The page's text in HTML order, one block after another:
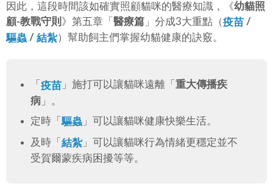
因此，這段時間該如確實照顧貓咪的醫療知識，《幼貓照
顧-教戰守則 》第五章「 醫療篇 」分成3大重點（疫苗 /
驅蟲 / 結紮）幫助飼主們掌握幼貓健康的訣竅。
「 疫苗」施打可以讓貓咪遠離「 重大傳播疾
病」。
定時「 驅蟲」可以讓貓咪健康快樂生活。
及時「 結紮」可以讓貓咪行為情緒更穩定並不
受賀爾蒙疾病困擾等等。